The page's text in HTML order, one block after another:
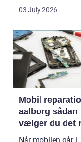
en stabil intern...
03 July 2026
Mobil
aalborg sådan
vælger du det
værksted
Når mobilen går i